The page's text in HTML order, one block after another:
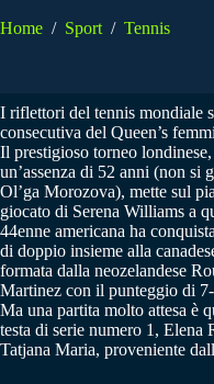
Home / Sport / Tennis
I riflettori del tennis mondiale
consecutiva del Queen’s
Il prestigioso torneo
un’assenza di 52 anni (non si
Ol’ga Morozova), mette sul
giocato di Serena Williams a
44enne americana ha
di doppio insieme alla
formata dalla neozelandese
Martinez con il punteggio di
Ma una partita molto attesa è
testa di serie numero 1, Elena
Tatjana Maria, proveniente